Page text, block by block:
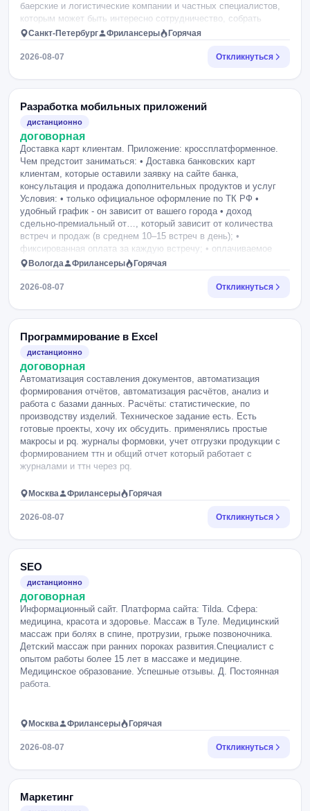
баерские и логистические компании и частных специалистов,
которым может быть интересно сотрудничество, собрать
контакты и написать первые сообщения по согласованному
тексту. В результате хотелось бы получить список
перспективных партнеров, логистов и краткие выводы по
сотрудничество по другим задачам.
Санкт-Петербург Фрилансеры Горячая
2026-08-07 Откликнуться
Разработка мобильных приложений
дистанционно
договорная
Доставка карт клиентам. Приложение: кроссплатформенное.
Чем предстоит заниматься: • Доставка банковских карт
клиентам, которые оставили заявку на сайте банка,
консультация и продажа дополнительных продуктов и услуг
Условия: • только официальное оформление по ТК РФ •
удобный график - он зависит от вашего города • доход
сдельно-премиальный от…, который зависит от количества
встреч и продаж (в среднем 10–15 встреч в день); •
фиксированная оплата за каждую встречу; • оплачиваемое
обучение.
Вологда Фрилансеры Горячая
2026-08-07 Откликнуться
Программирование в Excel
дистанционно
договорная
Автоматизация составления документов, автоматизация
формирования отчётов, автоматизация расчётов, анализ и
работа с базами данных. Расчёты: статистические, по
производству изделий. Техническое задание есть. Есть
готовые проекты, хочу их обсудить. применялись простые
макросы и pq. журналы формовки, учет отгрузки продукции с
формированием ттн и общий отчет который работает с
журналами и ттн через pq.
Москва Фрилансеры Горячая
2026-08-07 Откликнуться
SEO
дистанционно
договорная
Информационный сайт. Платформа сайта: Tilda. Сфера:
медицина, красота и здоровье. Массаж в Туле. Медицинский
массаж при болях в спине, протрузии, грыже позвоночника.
Детский массаж при ранних пороках развития.Специалист с
опытом работы более 15 лет в массаже и медицине.
Медицинское образование. Успешные отзывы. Д. Постоянная
работа.
Москва Фрилансеры Горячая
2026-08-07 Откликнуться
Маркетинг